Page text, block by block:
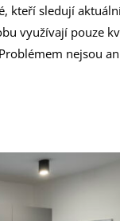
kteří sledují
využívají pouze
nejsou